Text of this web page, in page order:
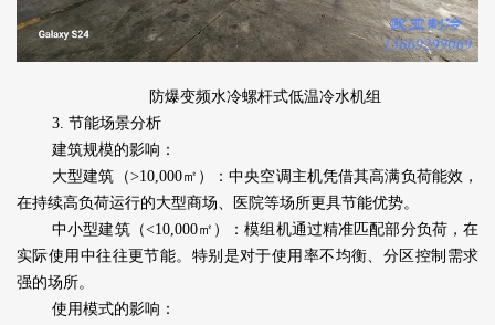
防爆变频水冷螺杆式低温冷水机组
3. 节能场景分析
建筑规模的影响：
大型建筑（>10,000㎡）：中央空调主机凭借其高满负荷能效，
在持续高负荷运行的大型商场、医院等场所更具节能优势。
中小型建筑（<10,000㎡）：模组机通过精准匹配部分负荷，在
实际使用中往往更节能。特别是对于使用率不均衡、分区控制需求
强的场所。
使用模式的影响：